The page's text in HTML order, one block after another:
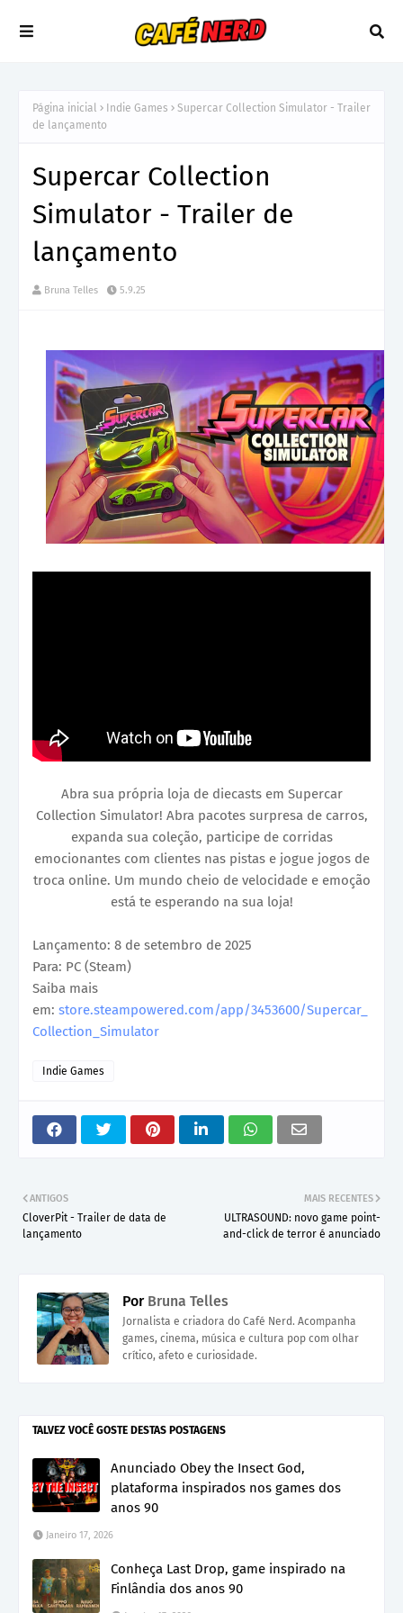
Página inicial Indie Games
Supercar Collection Simulator - Trailer
de lançamento
Supercar Collection
Simulator - Trailer de
lançamento
Bruna Telles 5.9.25
Abra sua própria loja de diecasts em Supercar
Collection Simulator! Abra pacotes surpresa de carros,
expanda sua coleção, participe de corridas
emocionantes com clientes nas pistas e jogue jogos de
troca online. Um mundo cheio de velocidade e emoção
está te esperando na sua loja!
Lançamento: 8 de setembro de 2025
Para: PC (Steam)
Saiba mais
em: store.steampowered.com/app/3453600/Supercar_
Collection_Simulator
Indie Games
MAIS RECENTES
ULTRASOUND: novo game point-
and-click de terror é anunciado
ANTIGOS
CloverPit - Trailer de data de
lançamento
PorBruna Telles
Jornalista e criadora do Café Nerd. Acompanha
games, cinema, música e cultura pop com olhar
crítico, afeto e curiosidade.
TALVEZ VOCÊ GOSTE DESTAS POSTAGENS
Anunciado Obey the Insect God,
plataforma inspirados nos games dos
anos 90
Janeiro 17, 2026
Conheça Last Drop, game inspirado na
Finlândia dos anos 90